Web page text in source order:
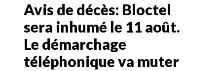
Avis de décès: Bloctel
sera inhumé le 11 août.
Le démarchage
téléphonique va muter